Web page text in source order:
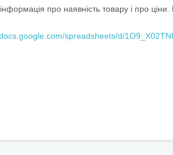
про наявність товару і про
spreadsheets/d/